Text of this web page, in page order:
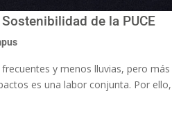
de la PUCE
y menos lluvias, pero
es una labor conjunta. Por